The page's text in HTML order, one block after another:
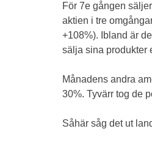
För 7e gången
aktien i tre
+108%). Ibland är
sälja sina produkter
Månadens andra
30%. Tyvärr tog de
Såhär såg det ut